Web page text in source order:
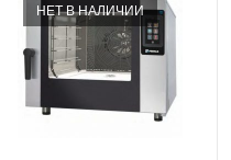
НЕТ В НАЛИЧИИ